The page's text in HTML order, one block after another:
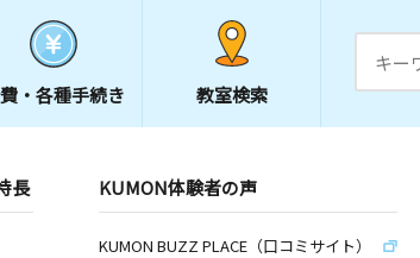
・ 各種手続き 教室検索
長 KUMON体験者の声
KUMON BUZZ PLACE（口コミサイト）